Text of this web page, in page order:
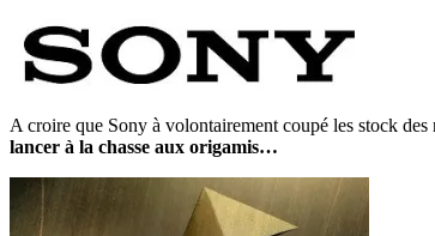
A croire que Sony à volontairement coupé les stock
lancer à la chasse aux origamis…